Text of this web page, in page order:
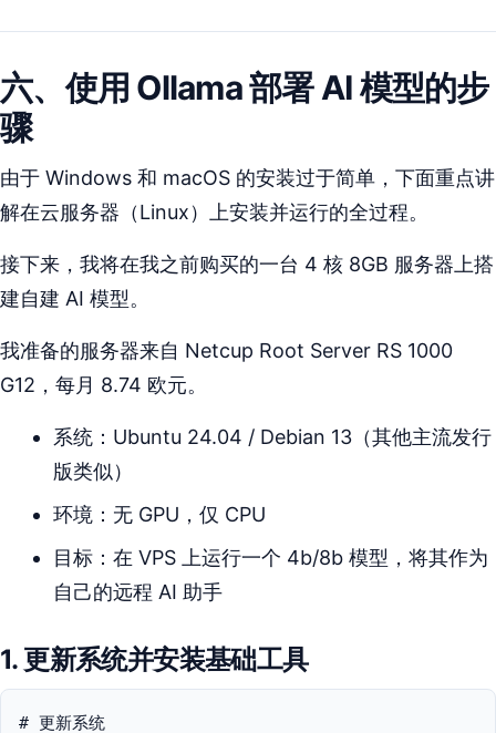
六、使用 Ollama 部署 AI 模型的步
骤
由于 Windows 和 macOS 的安装过于简单，下面重点讲
解在云服务器（Linux）上安装并运行的全过程。
接下来，我将在我之前购买的一台 4 核 8GB 服务器上搭
建自建 AI 模型。
我准备的服务器来自 Netcup Root Server RS 1000
G12，每月 8.74 欧元。
系统：Ubuntu 24.04 / Debian 13（其他主流发行
版类似）
环境：无 GPU，仅 CPU
目标：在 VPS 上运行一个 4b/8b 模型，将其作为
自己的远程 AI 助手
1. 更新系统并安装基础工具
# 更新系统